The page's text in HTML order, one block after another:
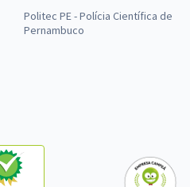
Politec PE - Polícia Científica de
Pernambuco